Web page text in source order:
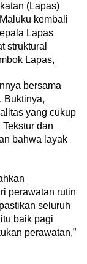
(Lapas)
kembali
Lapas
struktural
Lapas,
bersama
Buktinya,
yang cukup
dan
bahwa layak
perawatan rutin
seluruh
baik pagi
perawatan,”